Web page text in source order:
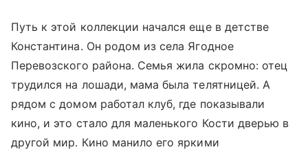
Путь к этой коллекции начался еще в детстве
Константина. Он родом из села Ягодное
Перевозского района. Семья жила скромно: отец
трудился на лошади, мама была телятницей. А
рядом с домом работал клуб, где показывали
кино, и это стало для маленького Кости дверью в
другой мир. Кино манило его яркими